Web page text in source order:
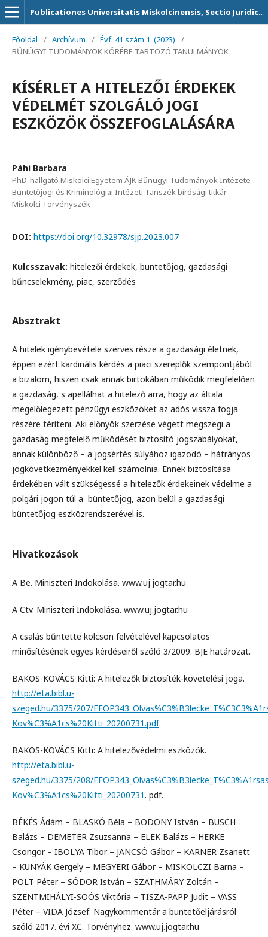
Publicationes Universitatis Miskolcinensis, Sectio Juridica et Politica
Főoldal / Archívum / Évf. 41 szám 1. (2023)
/
BŰNÜGYI TUDOMÁNYOK KÖRÉBE TARTOZÓ TANULMÁNYOK
KÍSÉRLET A HITELEZŐI ÉRDEKEK
VÉDELMÉT SZOLGÁLÓ JOGI
ESZKÖZÖK ÖSSZEFOGLALÁSÁRA
Páhi Barbara
PhD-hallgató Miskolci Egyetem ÁJK Bűnügyi Tudományok Intézete
Büntetőjogi és Kriminológiai Intézeti Tanszék bírósági titkár
Miskolci Törvényszék
DOI: https://doi.org/10.32978/sjp.2023.007
Kulcsszavak: hitelezői érdekek, büntetőjog, gazdasági
bűncselekmény, piac, szerződés
Absztrakt
A hitelek igénybevétele szerves része a gazdasági életnek,
éppen ezért kardinális kérdés a piaci szereplők szempontjából
a bizalom, hiszen csak annak birtokában működik megfelelően
a gazdaság, s apellálhat a hitelező arra, hogy az általa
megelőlegezett pénzügyi eszközöket az adós vissza fogja
részére téríteni. Aki előnyök szerzése végett megszegi a
gazdaság megfelelő működését biztosító jogszabályokat,
annak különböző – a jogsértés súlyához igazodó – hátrányos
jogkövetkezményekkel kell számolnia. Ennek biztosítása
érdekében vált szükségessé a hitelezők érdekeinek védelme a
polgári jogon túl a büntetőjog, azon belül a gazdasági
büntetőjog eszközrendszerével is.
Hivatkozások
A Be. Miniszteri Indokolása. www.uj.jogtar.hu
A Ctv. Miniszteri Indokolása. www.uj.jogtar.hu
A csalás bűntette kölcsön felvételével kapcsolatos
minősítésének egyes kérdéseiről szóló 3/2009. BJE határozat.
BAKOS-KOVÁCS Kitti: A hitelezők biztosíték-követelési joga.
http://eta.bibl.u-
szeged.hu/3375/207/
Kov%C3%A1cs%20Kitti_20200731.pdf.
BAKOS-KOVÁCS Kitti: A hitelezővédelmi eszközök.
http://eta.bibl.u-
szeged.hu/3375/208/
Kov%C3%A1cs%20Kitti_20200731. pdf.
BÉKÉS Ádám – BLASKÓ Béla – BODONY István – BUSCH
Balázs – DEMETER Zsuzsanna – ELEK Balázs – HERKE
Csongor – IBOLYA Tibor – JANCSÓ Gábor – KARNER Zsanett
– KUNYÁK Gergely – MEGYERI Gábor – MISKOLCZI Barna –
POLT Péter – SÓDOR István – SZATHMÁRY Zoltán –
SZENTMIHÁLYI-SOÓS Viktória – TISZA-PAPP Judit – VASS
Péter – VIDA József: Nagykommentár a büntetőeljárásról
szóló 2017. évi XC. Törvényhez. www.uj.jogtar.hu